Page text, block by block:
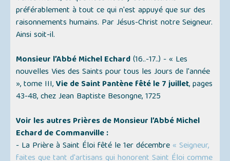
préférablement à tout ce qui n'est appuyé que sur des
raisonnements humains. Par Jésus-Christ notre Seigneur.
Ainsi soit-il.
Monsieur l’Abbé Michel Echard(16..-17..) -« Les
nouvelles Vies des Saints pour tous les Jours de l'année
», tome III,Vie de Saint Pantène fêté le 7 juillet, pages
43-48, chez Jean Baptiste Besongne, 1725
Voir les autres Prières de Monsieur l’Abbé Michel
Echard de Commanville :
- La Prière à Saint Éloi fêté le 1er décembre « Seigneur,